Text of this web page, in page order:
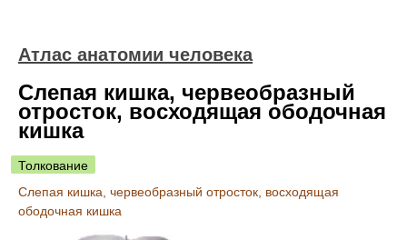
Атлас анатомии человека
Слепая кишка, червеобразный
отросток, восходящая ободочная
кишка
Толкование
Слепая кишка, червеобразный отросток, восходящая
ободочная кишка